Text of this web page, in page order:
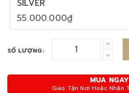
SILVER
55.000.000₫
SỐ LƯỢNG:
MUA NGAY
Giao Tận Nơi Hoặc Nhận